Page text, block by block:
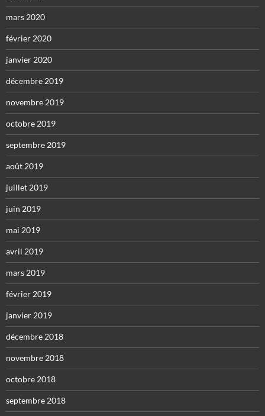
mars 2020
février 2020
janvier 2020
décembre 2019
novembre 2019
octobre 2019
septembre 2019
août 2019
juillet 2019
juin 2019
mai 2019
avril 2019
mars 2019
février 2019
janvier 2019
décembre 2018
novembre 2018
octobre 2018
septembre 2018